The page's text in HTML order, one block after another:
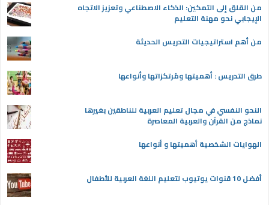
من القلق إلى التمكين: الذكاء الاصطناعي وتعزيز الاتجاه
الإيجابي نحو مهنة التعليم
من أهم استراتيجيات التدريس الحديثة
طرق التدريس : أهميتها ومُرتكزاتها وأنواعها
النحو النفسي في مجال تعليم العربية للناطقين بغيرها
نماذج من القرآن والعربية المعاصرة
الهوايات الشخصية أهميتها و أنواعها
أفضل 10 قنوات يوتيوب لتعليم اللغة العربية للأطفال